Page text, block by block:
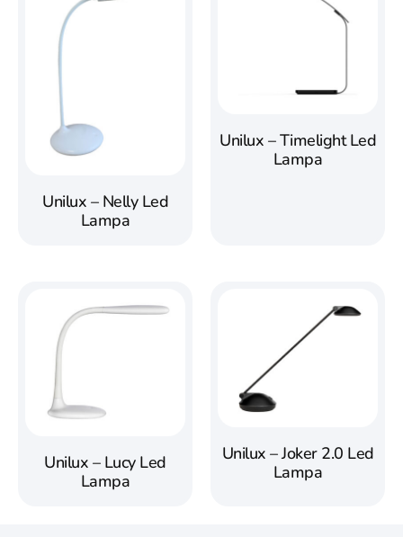
Unilux – Nelly Led
Lampa
Unilux – Timelight Led
Lampa
Unilux – Lucy Led
Lampa
Unilux – Joker 2.0 Led
Lampa